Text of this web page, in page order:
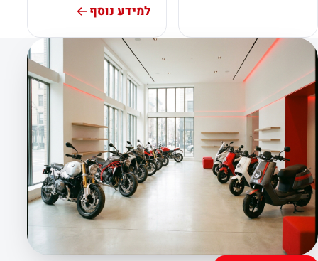
למידע נוסף